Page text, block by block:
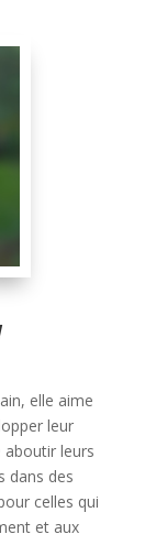
elle aime
leur
leurs
dans des
celles qui
et aux